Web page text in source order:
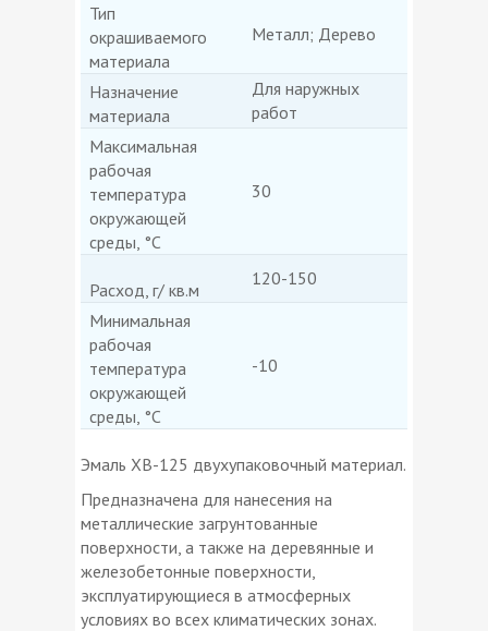
Тип
окрашиваемого
материала
Металл; Дерево
Назначение
материала
Для наружных
работ
Максимальная
рабочая
температура
окружающей
среды, °С
30
Расход, г/ кв.м
120-150
Минимальная
рабочая
температура
окружающей
среды, °С
-10
Эмаль ХВ-125 двухупаковочный материал.
Предназначена для нанесения на
металлические загрунтованные
поверхности, а также на деревянные и
железобетонные поверхности,
эксплуатирующиеся в атмосферных
условиях во всех климатических зонах.